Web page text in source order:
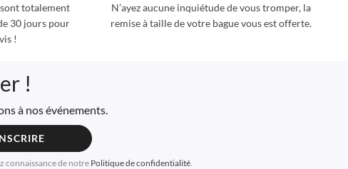
totalement
30 jours pour
!
N’ayez aucune inquiétude de vous tromper, la
remise à taille de votre bague vous est offerte.
!
à nos événements.
connaissance de notre Politique de confidentialité.